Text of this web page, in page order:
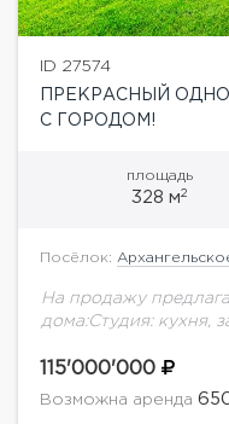
ID 27574
ПРЕКРАСНЫЙ
С ГОРОДОМ!
площадь
328 м2
Посёлок:
На продажу
дома:Студия: кухня,
санузла и
115'000'000
Возможна аренда